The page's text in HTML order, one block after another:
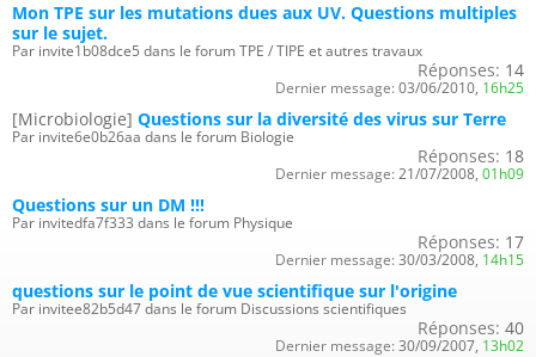
Mon TPE sur les mutations dues aux UV. Questions multiples
sur le sujet.
Par invite1b08dce5 dans le forum TPE / TIPE et autres travaux
Réponses: 14
Dernier message: 03/06/2010, 16h25
[Microbiologie] Questions sur la diversité des virus sur Terre
Par invite6e0b26aa dans le forum Biologie
Réponses: 18
Dernier message: 21/07/2008, 01h09
Questions sur un DM !!!
Par invitedfa7f333 dans le forum Physique
Réponses: 17
Dernier message: 30/03/2008, 14h15
questions sur le point de vue scientifique sur l'origine
Par invitee82b5d47 dans le forum Discussions scientifiques
Réponses: 40
Dernier message: 30/09/2007, 13h02